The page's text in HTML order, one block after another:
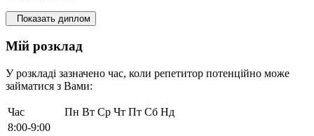
Показать диплом
Мій розклад
У розкладі зазначено час, коли репетитор потенційно може
займатися з Вами:
Час Пн Вт Ср Чт Пт Сб Нд
8:00-9:00